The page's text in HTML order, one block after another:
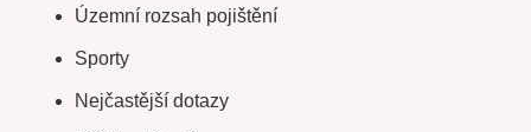
Územní rozsah pojištění
Sporty
Nejčastější dotazy